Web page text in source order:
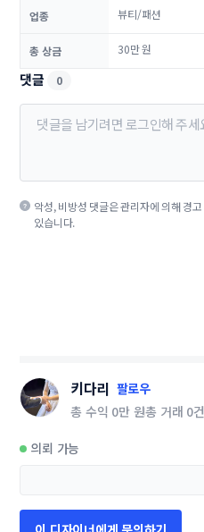
업종 뷰티/패션
총 상금 30만 원
댓글 0
악성, 비방성 댓글은 관리자에 의해 경
있습니다.
키다리 팔로우
총 수익 0만 원총 거래 0건
의뢰 가능